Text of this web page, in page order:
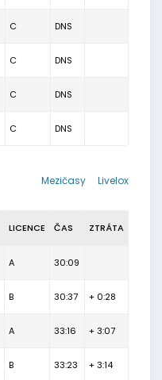
C DNS
C DNS
C DNS
C DNS
Livelox
Mezičasy
LICENCE ČAS ZTRÁTA
A 30:09
B 30:37 + 0:28
A 33:16 + 3:07
B 33:23 + 3:14